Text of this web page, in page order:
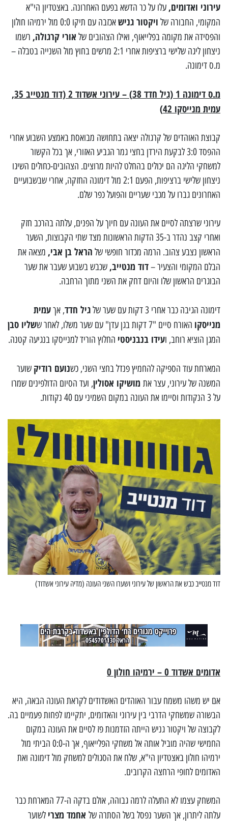
עירוני ואדומים, עלו על כר הדשא בפעם האחרונה. באצטדיון הי"א
המקומי, החבורה של ויקטור גניש
אכזבה עם תיקו 0:0 מול ירמיהו חולון
והפסידה את מקומה בפלייאוף, ואילו הצהובים של אורי קרגולה, רשמו
ניצחון ליגה שלישי ברציפות אחרי 2:1 מרשים בחוץ מול השנייה בטבלה –
מ.ס דימונה.
מ.ס דימונה 1 (גיל חדד 38) – עירוני אשדוד 2 (דוד מנטייב 35,
עמית מנייסקו 42)
קבוצת האוהדים של קרגולה יצאה בתחושה מבואסת באמצע השבוע אחרי
ההפסד 3:0 לבקעת הירדן בחצי גמר הגביע האזורי, אך בכל הקשור
למשחקי הליגה הם יכולים בהחלט להיות מרוצים. הצהובים-כחולים השיגו
ניצחון שלישי ברציפות, הפעם 2:1 מול דימונה החזקה, אחרי שבשבועיים
האחרונים גברו על מכבי שעריים והפועל כפר שלם.
עירוני שרצתה לסיים את העונה עם חיוך על הפנים, עלתה בהרכב חזק
ואחרי קצב נהדר ב-35 הדקות הראשונות מצד שתי הקבוצות, השער
הראשון נצבע צהוב. הרמה מכדור חופשי של הראל בן אבי, מצאה את
הבלם המקומי והצעיר –דוד מנטייב, שכבש בשבוע שעבר את שער
הבוגרים הראשון שלו והיום דחק את השני מתוך הרחבה.
דימונה הגיבה כבר אחרי 3 דקות עם שער של גיל חדד, אךעמית
מנייסקו האורח סיים "7 דקות בגן עדן" עם שער משלו, לאחר ש שליו סבן
המגן הוציא רוחב, ועידו בנבניסטי החלוץ הוריד למנייסקו בנגיעה קטנה.
המארחת עוד הספיקה להחמיץ פנדל בחצי השני, כשנועם רודיק שוער
המשנה של עירוני, עצר את מושיקו אסולין, ועד הסיום הדולפינים שמרו
על 3 הנקודות וסיימו את העונה במקום השמיני עם 40 נקודות.
דוד מנטייב כבש את הראשון של עירוני ושערו השני העונה (מדיה עירוני אשדוד)
אדומים אשדוד 0 – ירמיהו חולון 0
אם יש משהו משמח עבור האוהדים האשדודים לקראת העונה הבאה, היא
הבשורה שמשחקי הדרבי בין עירוני והאדומים, יתקיימו לפחות פעמיים בה.
לקבוצה של ויקטור גניש הייתה הזדמנות פז לסיים את העונה במקום
החמישי שהיה מוביל אותה אל משחקי הפלייאוף, אך ה-0:0 הביתי מול
ירמיהו חולון באצטדיון הי"א, שלח את הסגולים למשחק מול דימונה ואת
האדומים לחופי הרחצה הקרובים.
המשחק עצמו לא התעלה לרמה גבוהה, אולם בדקה ה-77 המארחת כבר
עלתה ליתרון, אך השער נפסל בשל הסתרה של אחמד מצרי לשוער